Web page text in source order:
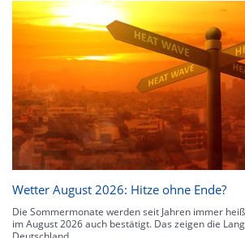
Wetter August 2026: Hitze ohne Ende?
Die Sommermonate werden seit Jahren immer
im August 2026 auch bestätigt. Das zeigen die